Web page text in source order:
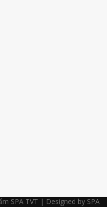
SPA TVT | Designed by SPA